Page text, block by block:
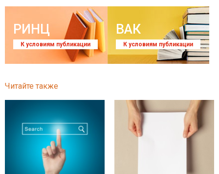
РИНЦ
К условиям публикации
ВАК
К условиям публикации
Читайте также